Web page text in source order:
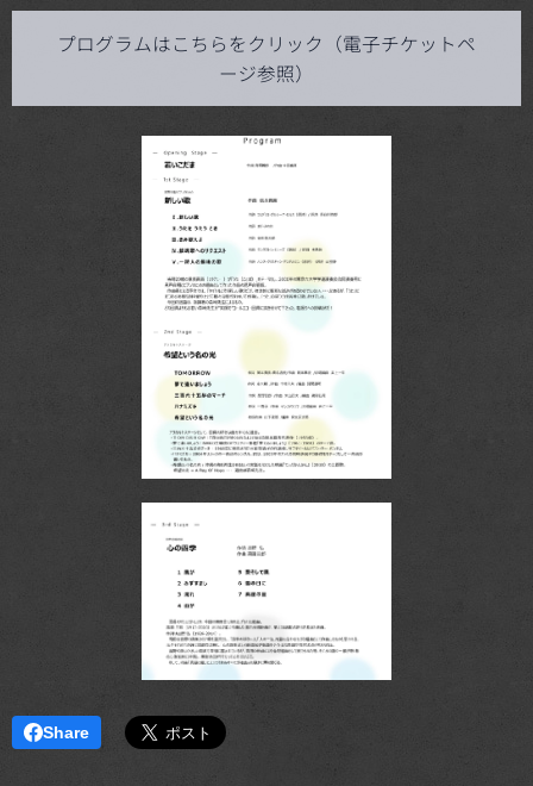
プログラムはこちらをクリック（電子チケットペ
ージ参照）
Share